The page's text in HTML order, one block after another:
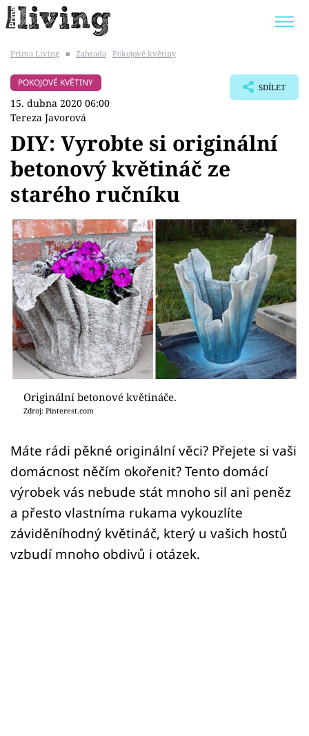
BYDLENÍ SLAVNÝCH
Témata
Bydlení
Zahrada
Design
Sledujte prima+
Přihlášení
Sledujte nás
Prima Living ■ Zahrada Pokojové květiny
POKOJOVÉ KVĚTINY
15. dubna 2020 06:00
Tereza Javorová
SDÍLET
DIY: Vyrobte si originální
betonový květináč ze
starého ručníku
Originální betonové květináče.
Zdroj: Pinterest.com
Máte rádi pěkné originální věci? Přejete si vaši
domácnost něčím okořenit? Tento domácí
výrobek vás nebude stát mnoho sil ani peněz
a přesto vlastníma rukama vykouzlíte
záviděníhodný květináč, který u vašich hostů
vzbudí mnoho obdivů i otázek.